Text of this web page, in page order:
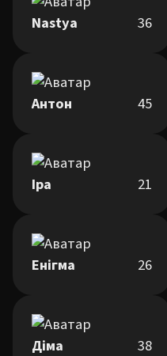
Nastya 36
Антон 45
Іра 21
Енігма 26
Діма 38